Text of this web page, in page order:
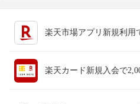
楽天市場アプリ新規利用
楽天カード新規入会で